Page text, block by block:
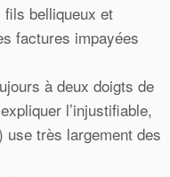
fils belliqueux et
factures impayées
à deux doigts de
l’injustifiable,
use très largement des